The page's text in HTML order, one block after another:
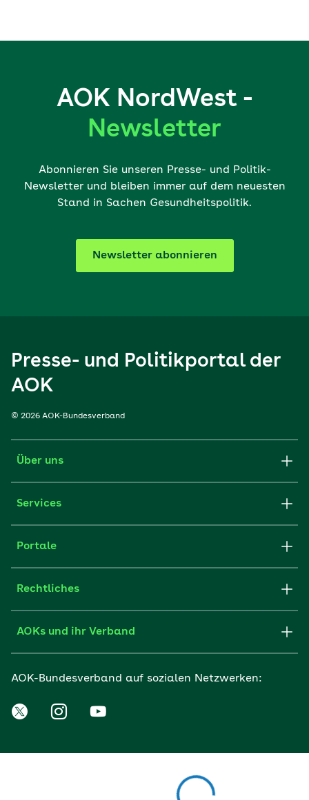
AOK NordWest -
Newsletter
Abonnieren Sie unseren Presse- und Politik-
Newsletter und bleiben immer auf dem neuesten
Stand in Sachen Gesundheitspolitik.
Newsletter abonnieren
Presse- und Politikportal der
AOK
© 2026 AOK-Bundesverband
Über uns
Services
Portale
Rechtliches
AOKs und ihr Verband
AOK-Bundesverband auf sozialen Netzwerken: